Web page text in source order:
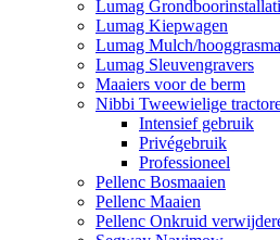
Lumag
Lumag Kiepwagen
Lumag Mulch/
Lumag Sleuvengravers
Maaiers voor de berm
Nibbi Tweewielige
Intensief gebruik
Privégebruik
Professioneel
Pellenc Bosmaaien
Pellenc Maaien
Pellenc Onkruid